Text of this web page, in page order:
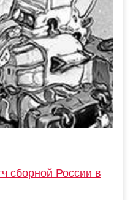
сборной России в